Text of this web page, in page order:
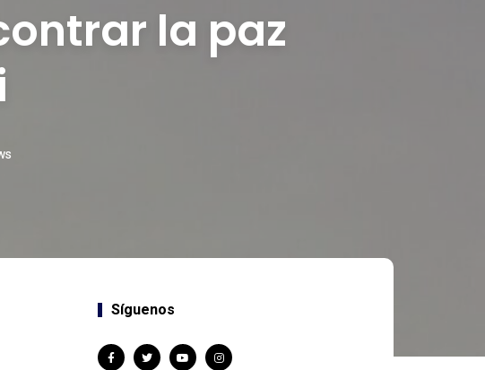
la paz
Síguenos